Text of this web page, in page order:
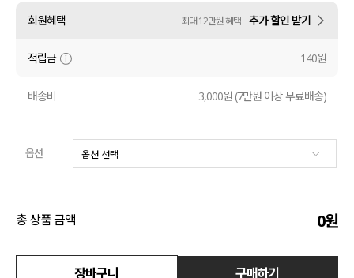
셔츠
원피스
니트
회원혜택 최대 12만원 혜택 추가 할인 받기
적립금 140원
배송비 3,000원 (7만원 이상 무료배송)
옵션
총 상품 금액 0원
장바구니 구매하기